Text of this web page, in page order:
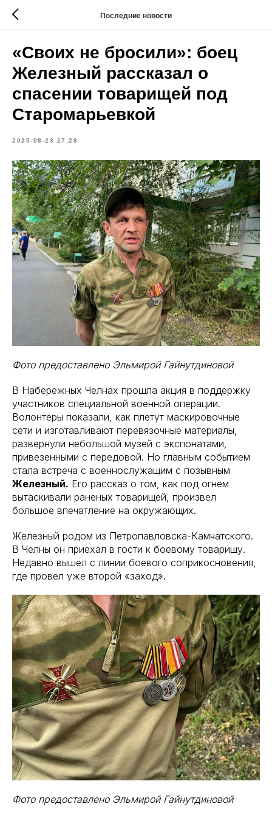
Последние новости
«Своих не бросили»: боец
Железный рассказал о
спасении товарищей под
Старомарьевкой
2025-08-23 17:28
Фото предоставлено Эльмирой Гайнутдиновой
В Набережных Челнах прошла акция в поддержку
участников специальной военной операции.
Волонтеры показали, как плетут маскировочные
сети и изготавливают перевязочные материалы,
развернули небольшой музей с экспонатами,
привезенными с передовой. Но главным событием
стала встреча с военнослужащим с позывным
Железный. Его рассказ о том, как под огнем
вытаскивали раненых товарищей, произвел
большое впечатление на окружающих.
Железный родом из Петропавловска-Камчатского.
В Челны он приехал в гости к боевому товарищу.
Недавно вышел с линии боевого соприкосновения,
где провел уже второй «заход».
Фото предоставлено Эльмирой Гайнутдиновой